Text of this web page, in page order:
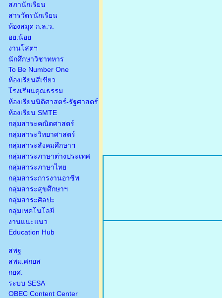
สภานักเรียน
สารวัตรนักเรียน
ห้องสมุด ก.ล.ว.
อย.น้อย
งานโสตฯ
นักศึกษาวิชาทหาร
To Be Number One
ห้องเรียนสีเขียว
โรงเรียนคุณธรรม
ห้องเรียนนิติศาสตร์-รัฐศาสตร์
ห้องเรียน SMTE
กลุ่มสาระคณิตศาสตร์
กลุ่มสาระวิทยาศาสตร์
กลุ่มสาระสังคมศึกษาฯ
กลุ่มสาระภาษาต่างประเทศ
กลุ่มสาระภาษาไทย
กลุ่มสาระการงานอาชีพ
กลุ่มสาระสุขศึกษาฯ
กลุ่มสาระศิลปะ
กลุ่มเทคโนโลยี
งานแนะแนว
Education Hub
สพฐ
สพม.ศกยส
กยศ.
ระบบ SESA
OBEC Content Center